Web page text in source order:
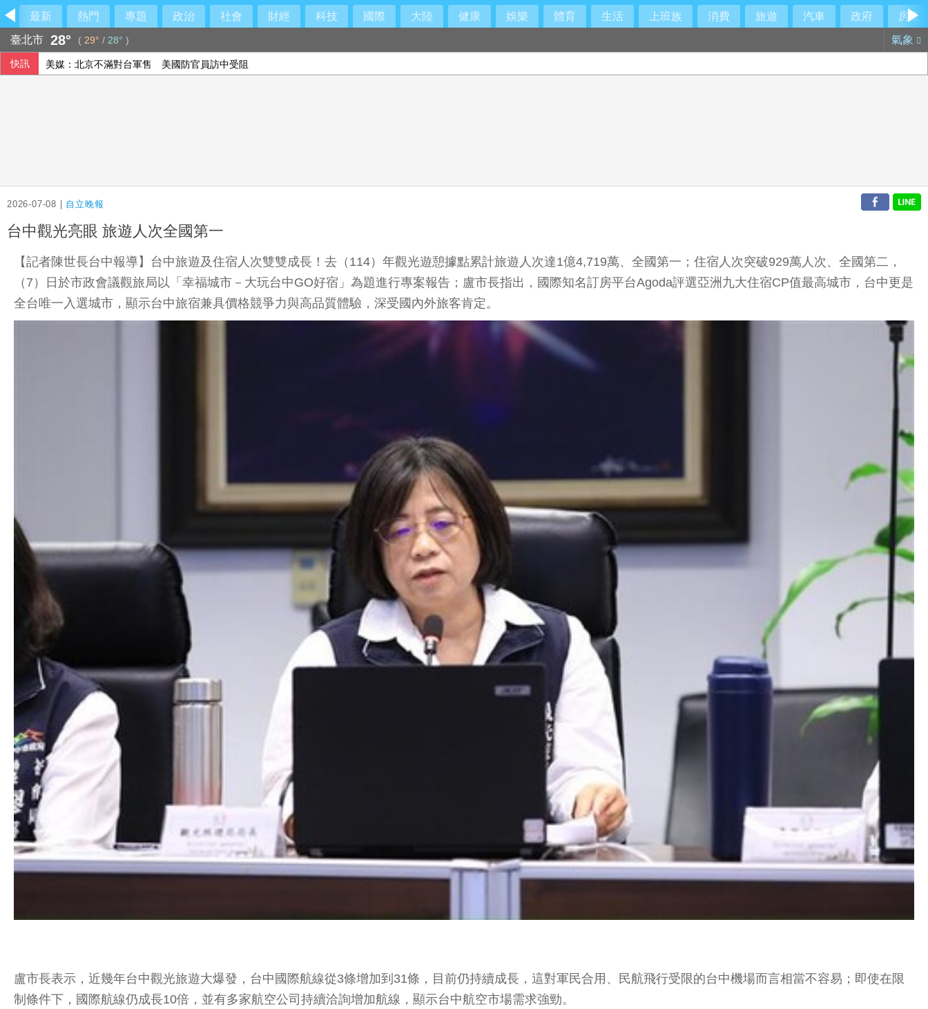
最新 熱門 專題 政治 社會 財經 科技 國際 大陸 健康 娛樂 體育 生活 上班族 消費 旅遊 汽車 政府
房產
臺北市 28° ( 29° / 28° ) 氣象
快訊 美媒：北京不滿對台軍售 美國防官員訪中受阻
2026-07-08 | 自立晚報
台中觀光亮眼 旅遊人次全國第一
【記者陳世長台中報導】台中旅遊及住宿人次雙雙成長！去（114）年觀光遊憩據點累計旅遊人次達1億4,719萬、全國第一；住宿人次突破929萬人次、全國第二，
（7）日於市政會議觀旅局以「幸福城市－大玩台中GO好宿」為題進行專案報告；盧市長指出，國際知名訂房平台Agoda評選亞洲九大住宿CP值最高城市，台中更是
全台唯一入選城市，顯示台中旅宿兼具價格競爭力與高品質體驗，深受國內外旅客肯定。
盧市長表示，近幾年台中觀光旅遊大爆發，台中國際航線從3條增加到31條，目前仍持續成長，這對軍民合用、民航飛行受限的台中機場而言相當不容易；即使在限
制條件下，國際航線仍成長10倍，並有多家航空公司持續洽詢增加航線，顯示台中航空市場需求強勁。